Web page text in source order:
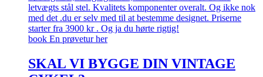
letvægts stål stel. Kvalitets komponenter overalt. Og ikke nok
med det .du er selv med til at bestemme designet. Priserne
starter fra 3900 kr . Og ja du hørte rigtig!
book En prøvetur her
SKAL VI BYGGE DIN VINTAGE